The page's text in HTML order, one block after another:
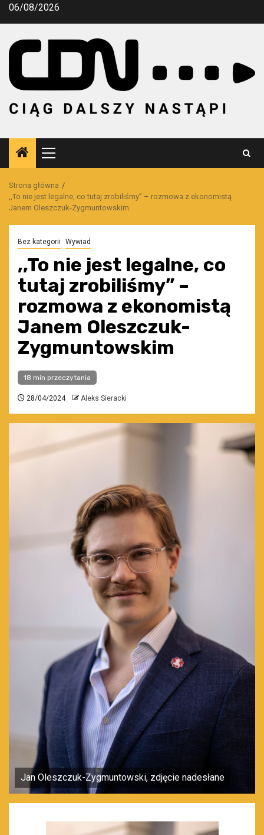
Przejdź
06/08/2026
Menu
główne
Strona główna
,,To nie jest legalne, co tutaj zrobiliśmy” – rozmowa z ekonomistą
Janem Oleszczuk-Zygmuntowskim
Bez kategorii Wywiad
,,To nie jest legalne, co
tutaj zrobiliśmy” –
rozmowa z ekonomistą
Janem Oleszczuk-
Zygmuntowskim
18 min przeczytania
28/04/2024 Aleks Sieracki
Jan Oleszczuk-Zygmuntowski, zdjęcie nadesłane